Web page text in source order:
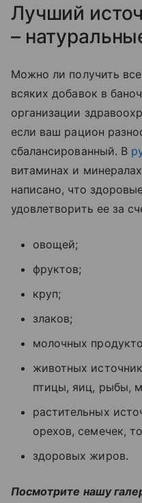
Лучший
–
Можно ли получить
всяких добавок в
организации
если ваш рацион
сбалансированный. В
витаминах и
написано, что
удовлетворить ее за
овощей;
фруктов;
круп;
злаков;
молочных
животных
птицы, яиц, рыбы,
растительных
орехов, семечек,
здоровых жиров.
Посмотрите нашу